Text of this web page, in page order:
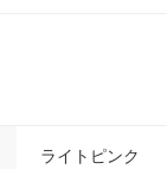
ライトピンク